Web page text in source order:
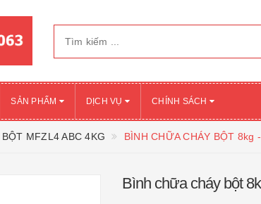
SẢN PHẨM DỊCH VỤ CHÍNH SÁCH
MFZL4 ABC 4KG BÌNH CHỮA CHÁY BỘT 8kg
Bình chữa cháy bột